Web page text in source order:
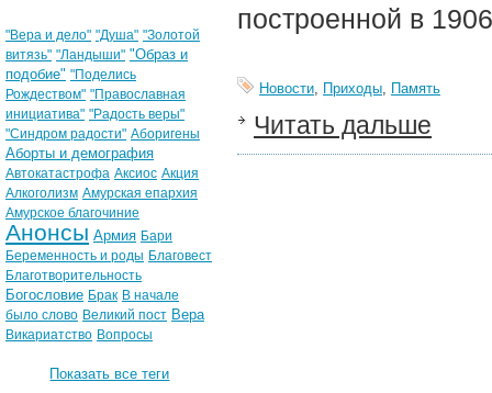
построенной в
Новости, Приходы, Память
Читать дальше
"Вера и дело" "Душа" "Золотой
витязь" "Ландыши" "Образ и
подобие" "Поделись
Рождеством" "Православная
инициатива" "Радость веры"
"Синдром радости" Аборигены
Аборты и демография
Автокатастрофа Аксиос Акция
Алкоголизм Амурская епархия
Амурское благочиние
Анонсы Армия Бари
Беременность и роды Благовест
Благотворительность
Богословие Брак В начале
было слово Великий пост Вера
Викариатство Вопросы
Показать все теги